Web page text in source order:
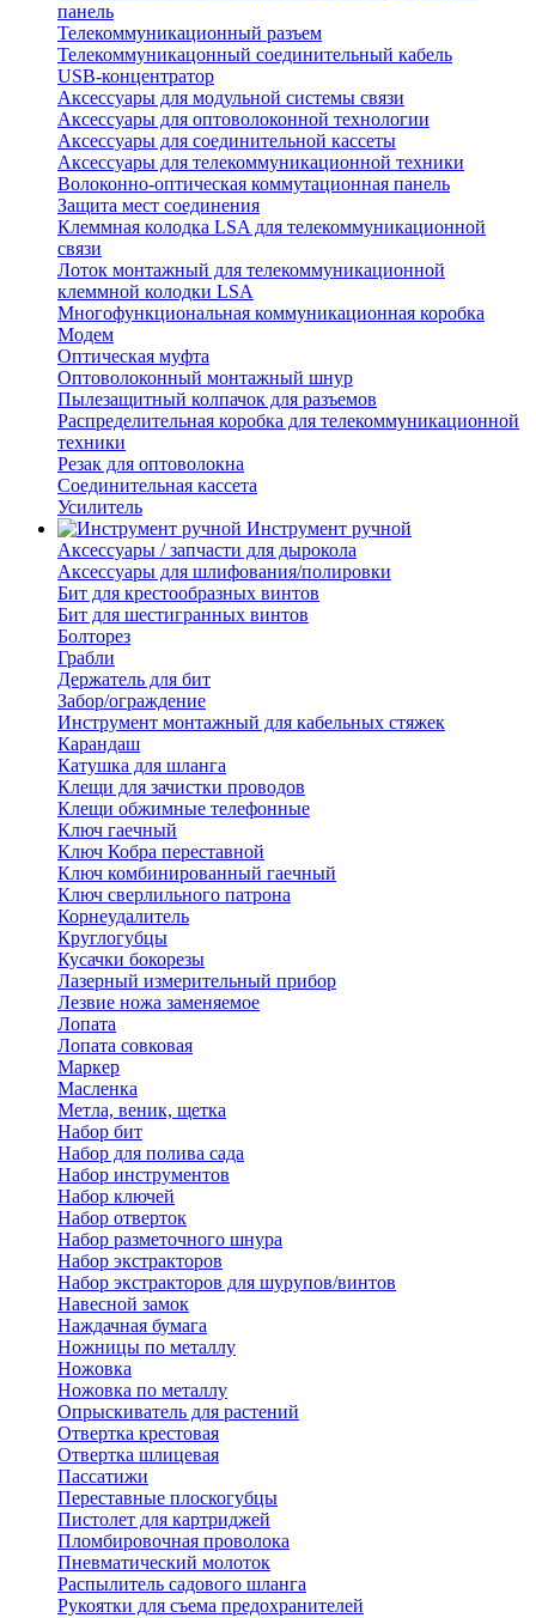
панель
Телекоммуникационный разъем
Телекоммуникацонный соединительный кабель
USB-концентратор
Аксессуары для модульной системы связи
Аксессуары для оптоволоконной технологии
Аксессуары для соединительной кассеты
Аксессуары для телекоммуникационной техники
Волоконно-оптическая коммутационная панель
Защита мест соединения
Клеммная колодка LSA для телекоммуникационной
связи
Лоток монтажный для телекоммуникационной
клеммной колодки LSA
Многофункциональная коммуникационная коробка
Модем
Оптическая муфта
Оптоволоконный монтажный шнур
Пылезащитный колпачок для разъемов
Распределительная коробка для телекоммуникационной
техники
Резак для оптоволокна
Соединительная кассета
Усилитель
Инструмент ручной
Аксессуары / запчасти для дырокола
Аксессуары для шлифования/полировки
Бит для крестообразных винтов
Бит для шестигранных винтов
Болторез
Грабли
Держатель для бит
Забор/ограждение
Инструмент монтажный для кабельных стяжек
Карандаш
Катушка для шланга
Клещи для зачистки проводов
Клещи обжимные телефонные
Ключ гаечный
Ключ Кобра переставной
Ключ комбинированный гаечный
Ключ сверлильного патрона
Корнеудалитель
Круглогубцы
Кусачки бокорезы
Лазерный измерительный прибор
Лезвие ножа заменяемое
Лопата
Лопата совковая
Маркер
Масленка
Метла, веник, щетка
Набор бит
Набор для полива сада
Набор инструментов
Набор ключей
Набор отверток
Набор разметочного шнура
Набор экстракторов
Набор экстракторов для шурупов/винтов
Навесной замок
Наждачная бумага
Ножницы по металлу
Ножовка
Ножовка по металлу
Опрыскиватель для растений
Отвертка крестовая
Отвертка шлицевая
Пассатижи
Переставные плоскогубцы
Пистолет для картриджей
Пломбировочная проволока
Пневматический молоток
Распылитель садового шланга
Рукоятки для съема предохранителей